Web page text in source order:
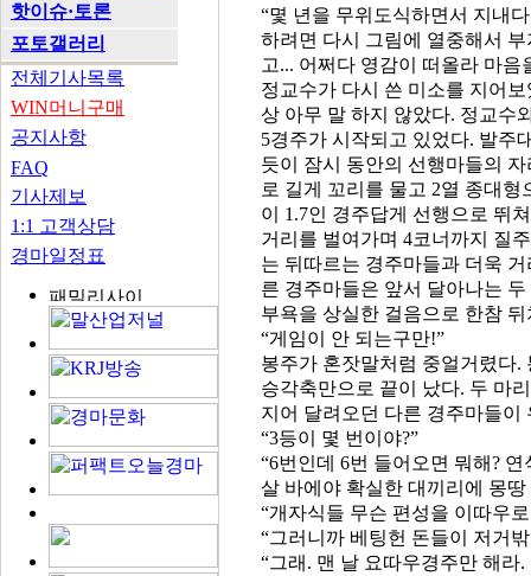
핫이슈·토론
포토갤러리
전체기사목록
WIN머니구매
공지사항
FAQ
기사제보
1:1 고객상담
경마일정표
“몇 년을 무위도식하면서 지내
하려면 다시 그림에 열중해서
고... 어쩌다 영감이 떠올라 마
정교수가 다시 쓴 미소를 지어
상 아무 말 하지 않았다. 정교수
5경주가 시작되고 있었다. 발주
듯이 잠시 동안의 선행마들의
로 길게 꼬리를 물고 2열 종대
이 1.7인 경주답게 선행으로 뛰
거리를 벌여가며 4코너까지 질
는 뒤따르는 경주마들과 더욱
른 경주마들은 앞서 달아나는
부욕을 상실한 걸음으로 한참
“게임이 안 되는구만!”
봉주가 혼잣말처럼 중얼거렸다.
승각축만으로 끝이 났다. 두 마
지어 달려오던 다른 경주마들이
“3등이 몇 번이야?”
“6번인데 6번 들어오면 뭐해?
살 바에야 확실한 대끼리에 몽땅
“개자식들 무슨 편성을 이따우
“그러니까 베팅헌 돈들이 저거
“그래. 맨 날 요따우경주만 해라